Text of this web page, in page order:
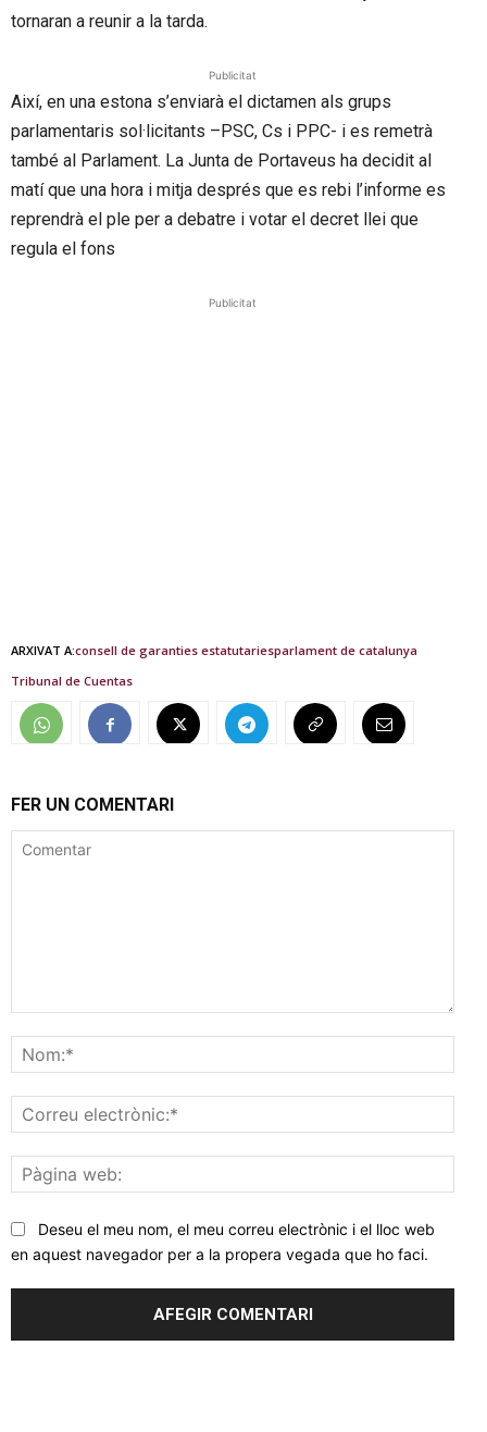
tornaran a reunir a la tarda.
Publicitat
Així, en una estona s’enviarà el dictamen als grups
parlamentaris sol·licitants –PSC, Cs i PPC- i es remetrà
també al Parlament. La Junta de Portaveus ha decidit al
matí que una hora i mitja després que es rebi l’informe es
reprendrà el ple per a debatre i votar el decret llei que
regula el fons
Publicitat
ARXIVAT A:consell de garanties estatutariesparlament de catalunya
Tribunal de Cuentas
FER UN COMENTARI
web:
Deseu el meu nom, el meu correu electrònic i el lloc web
en aquest navegador per a la propera vegada que ho faci.